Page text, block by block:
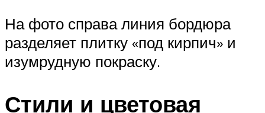
На фото справа линия бордюра
разделяет плитку «под кирпич» и
изумрудную покраску.
Стили и цветовая